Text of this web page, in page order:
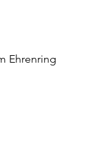
Ehrenring